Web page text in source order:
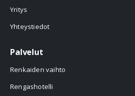
Yritys
Yhteystiedot
Palvelut
Renkaiden vaihto
Rengashotelli